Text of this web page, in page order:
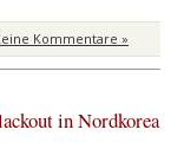
Kommentare »
in Nordkorea